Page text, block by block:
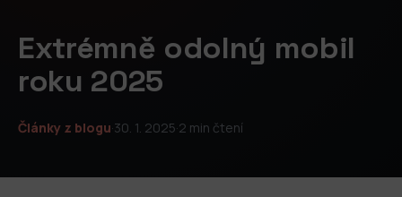
Extrémně odolný mobil
roku 2025
Články z blogu·30. 1. 2025·2 min čtení